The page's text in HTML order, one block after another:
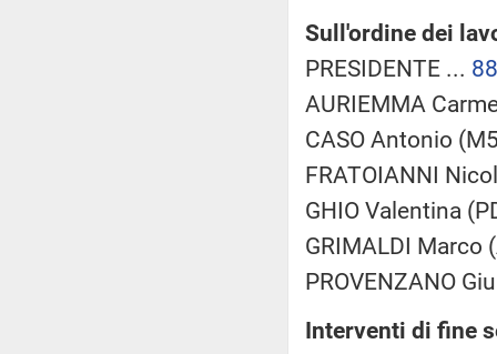
Sull'ordine dei
PRESIDENTE ... 88
AURIEMMA
CASO Antonio
FRATOIANNI
GHIO Valentina
GRIMALDI Marco
PROVENZANO
Interventi di fine